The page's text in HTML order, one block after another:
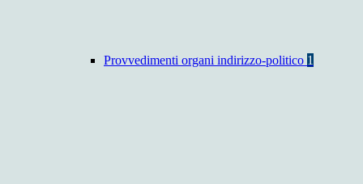
Provvedimenti organi indirizzo-politico 1